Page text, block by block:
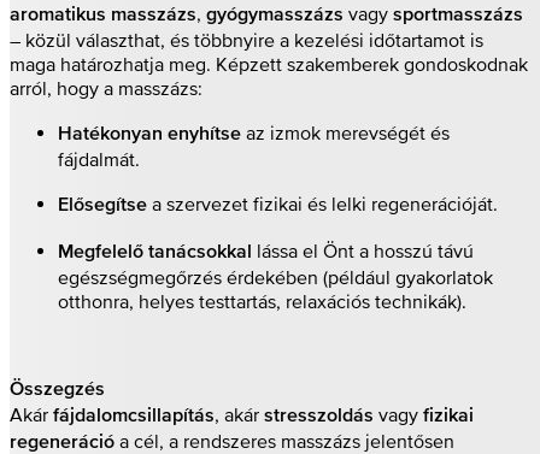
aromatikus masszázs, gyógymasszázs vagy sportmasszázs
– közül választhat, és többnyire a kezelési időtartamot is
maga határozhatja meg. Képzett szakemberek gondoskodnak
arról, hogy a masszázs:
Hatékonyan enyhítse az izmok merevségét és
fájdalmát.
Elősegítse a szervezet fizikai és lelki regenerációját.
Megfelelő tanácsokkal
lássa el Önt a hosszú távú
egészségmegőrzés érdekében (például gyakorlatok
otthonra, helyes testtartás, relaxációs technikák).
Összegzés
Akár fájdalomcsillapítás, akár stresszoldás vagy fizikai
regeneráció a cél, a rendszeres masszázs jelentősen